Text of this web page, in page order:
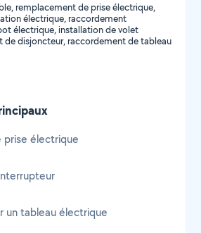
remplacement de prise électrique,
électrique, raccordement
électrique, installation de volet
disjoncteur, raccordement de tableau
prise électrique
un tableau électrique